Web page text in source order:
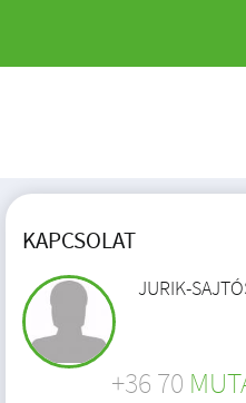
KAPCSOLAT
JURIK-
+36 70